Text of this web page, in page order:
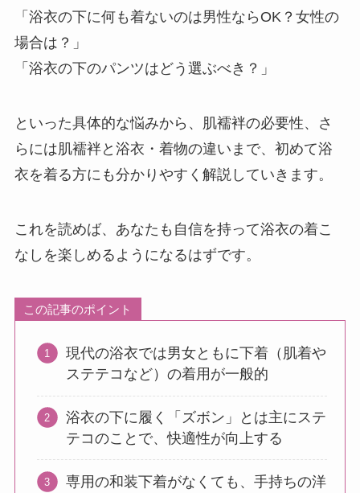
「浴衣の下に何も着ないのは男性ならOK？女性の
場合は？」
「浴衣の下のパンツはどう選ぶべき？」
といった具体的な悩みから、肌襦袢の必要性、さ
らには肌襦袢と浴衣・着物の違いまで、初めて浴
衣を着る方にも分かりやすく解説していきます。
これを読めば、あなたも自信を持って浴衣の着こ
なしを楽しめるようになるはずです。
この記事のポイント
現代の浴衣では男女ともに下着（肌着や
ステテコなど）の着用が一般的
浴衣の下に履く「ズボン」とは主にステ
テコのことで、快適性が向上する
専用の和装下着がなくても、手持ちの洋